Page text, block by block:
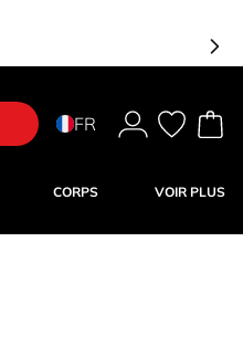
FR
CORPS VOIR PLUS